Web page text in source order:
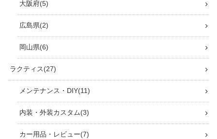
大阪府 5
広島県 2
岡山県 6
ラクティス 27
メンテナンス・DIY 11
内装・外装カスタム 3
カー用品・レビュー 7